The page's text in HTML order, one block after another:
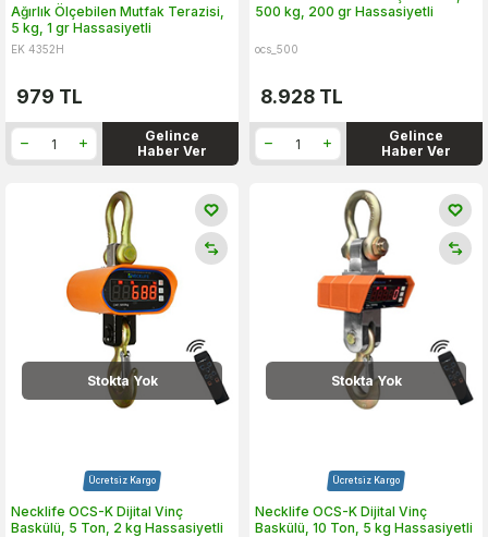
Ağırlık Ölçebilen Mutfak Terazisi,
5 kg, 1 gr Hassasiyetli
EK 4352H
979 TL
Gelince
Haber Ver
500 kg, 200 gr Hassasiyetli
ocs_500
8.928 TL
Gelince
Haber Ver
Stokta Yok
Ücretsiz Kargo
Necklife OCS-K Dijital Vinç
Baskülü, 5 Ton, 2 kg Hassasiyetli
Stokta Yok
Ücretsiz Kargo
Necklife OCS-K Dijital Vinç
Baskülü, 10 Ton, 5 kg Hassasiyetli